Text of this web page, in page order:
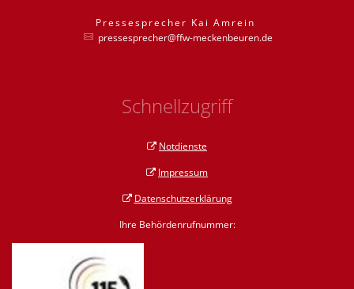
Pressesprecher Kai Amrein
pressesprecher@ffw-meckenbeuren.de
Schnellzugriff
Notdienste
Impressum
Datenschutzerklärung
Ihre Behördenrufnummer: